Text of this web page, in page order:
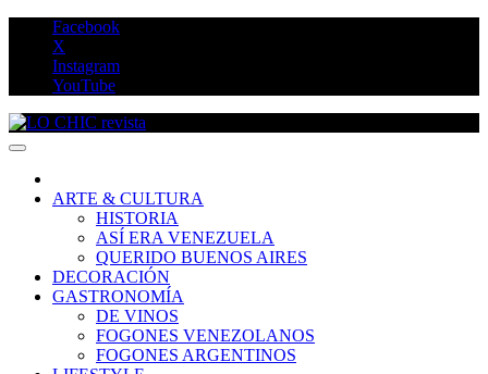
contenido
Facebook
X
Instagram
YouTube
ARTE & CULTURA
HISTORIA
ASÍ ERA VENEZUELA
QUERIDO BUENOS AIRES
DECORACIÓN
GASTRONOMÍA
DE VINOS
FOGONES VENEZOLANOS
FOGONES ARGENTINOS